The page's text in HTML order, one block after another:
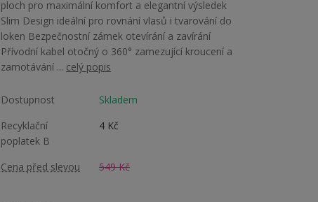
ploch pro maximální komfort a elegantní výsledek
Slim Design ideální pro rovnání vlasů i tvarování do
loken Bezpečnostní zámek otevírání a zavírání
Přívodní kabel otočný o 360° zamezující kroucení a
zamotávání ... celý popis
Dostupnost
Skladem
Recyklační
poplatek B
4 Kč
Cena před slevou 549 Kč